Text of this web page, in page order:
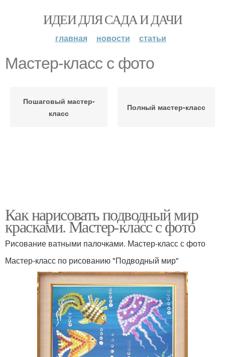
ИДЕИ ДЛЯ САДА И ДАЧИ
главная новости статьи
Мастер-класс с фото
Пошаговый мастер-
класс
Полный мастер-класс
Как нарисовать подводный мир
красками. Мастер-класс с фото
Рисование ватными палочками. Мастер-класс с фото
Мастер-класс по рисованию "Подводный мир"